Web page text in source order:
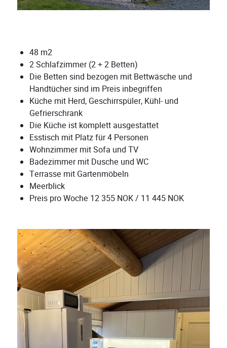
48 m2
2 Schlafzimmer (2 + 2 Betten)
Die Betten sind bezogen mit Bettwäsche und
Handtücher sind im Preis inbegriffen
Küche mit Herd, Geschirrspüler, Kühl- und
Gefrierschrank
Die Küche ist komplett ausgestattet
Esstisch mit Platz für 4 Personen
Wohnzimmer mit Sofa und TV
Badezimmer mit Dusche und WC
Terrasse mit Gartenmöbeln
Meerblick
Preis pro Woche 12 355 NOK / 11 445 NOK